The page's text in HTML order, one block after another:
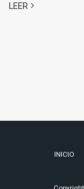
LEER
INICIO